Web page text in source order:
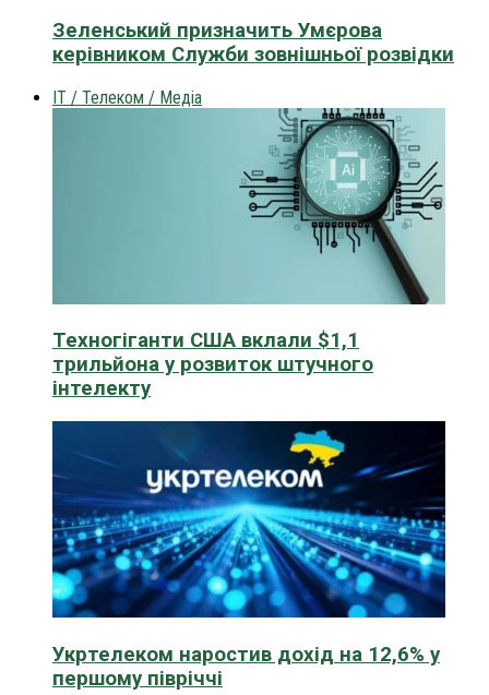
Зеленський призначить Умєрова
керівником Служби зовнішньої розвідки
IT / Телеком / Медіа
Техногіганти США вклали $1,1
трильйона у розвиток штучного
інтелекту
Укртелеком наростив дохід на 12,6% у
першому півріччі